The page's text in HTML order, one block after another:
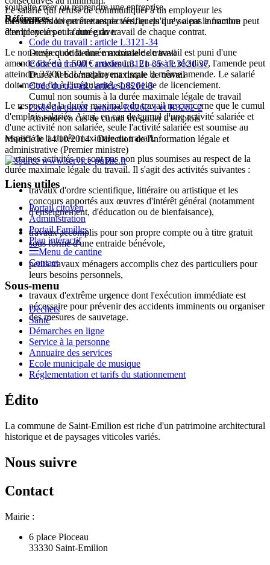
souhaite créer ou reprendre une entreprise.
Ces durées doivent être respectées, quels que soient le nombre
d'employeurs et la durée du travail de chaque contrat.
Le non-respect de la durée maximale de travail est puni d'une
amende fixée à1 500 €maximum. En cas de récidive, l'amende peut
atteindre3 000 €. L'employeur risque la même amende. Le salarié
doit mettre fin à l'irrégularité, sous peine de licenciement.
Le respect de la durée maximale du travail ne concerne que le cumul
d'emplois salariés. Ainsi, en cas de cumul d'une activité salariée et
d'une activité non salariée, seule l'activité salariée est soumise au
respect de la durée maximale du travail.
Certaines activités ne sont pas non plus soumises au respect de la
durée maximale légale du travail. Il s'agit des activités suivantes :
travaux d'ordre scientifique, littéraire ou artistique et les
concours apportés aux œuvres d'intérêt général (notamment
d'enseignement, d'éducation ou de bienfaisance),
travaux accomplis pour son propre compte ou à titre gratuit
sous forme d'une entraide bénévole,
petits travaux ménagers accomplis chez des particuliers pour
leurs besoins personnels,
travaux d'extrême urgence dont l'exécution immédiate est
nécessaire pour prévenir des accidents imminents ou organiser
des mesures de sauvetage.
Le salarié qui refuse de communiquer à un employeur les
informations lui permettant de vérifier qu'il n'y a pas infraction peut
être licencié pour faute grave.
Références
Code du travail : article L3121-34
Durée quotidienne maximale de travail
Code du travail : articles L3121-35 à L3121-37
Durée hebdomadaire maximale de travail
Code du travail : article L8261-3
Cumul non soumis à la durée maximale légale de travail
Code du travail : articles R8262-1 et R8262-2
Amende en cas de cumul irrégulier d'emplois
Modifié le 14/10/2014 - Direction de l'information légale et
administrative (Premier ministre)
Liens utiles
Portail citoyen
Administration
Portail Familles
Plan intéractif
Menu de cantine
Contact
Sous-menu
Déchets
Santé
Démarches en ligne
Service à la personne
Annuaire des services
Ecole municipale de musique
Réglementation et tarifs du stationnement
Édito
La commune de Saint-Emilion est riche d'un patrimoine architectural
historique et de paysages viticoles variés.
Nous suivre
Contact
Mairie :
6 place Pioceau
33330 Saint-Emilion